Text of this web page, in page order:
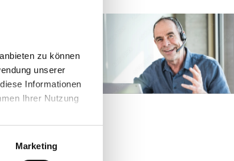
zu können
unserer
Informationen
Ihrer Nutzung
Marketing